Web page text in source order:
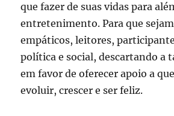
que fazer de suas vidas para
entretenimento. Para que
empáticos, leitores,
política e social, descartando a
em favor de oferecer apoio a
evoluir, crescer e ser feliz.